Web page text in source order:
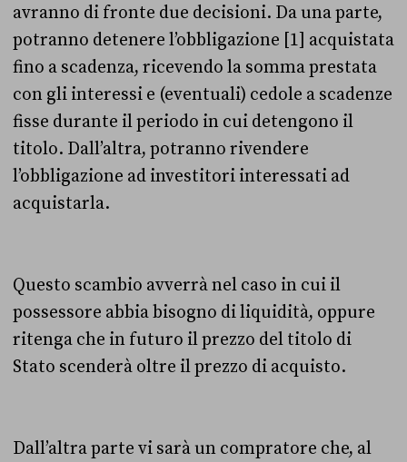
avranno di fronte due decisioni. Da una parte,
potranno detenere l’obbligazione [1] acquistata
fino a scadenza, ricevendo la somma prestata
con gli interessi e (eventuali) cedole a scadenze
fisse durante il periodo in cui detengono il
titolo. Dall’altra, potranno rivendere
l’obbligazione ad investitori interessati ad
acquistarla.
Questo scambio avverrà nel caso in cui il
possessore abbia bisogno di liquidità, oppure
ritenga che in futuro il prezzo del titolo di
Stato scenderà oltre il prezzo di acquisto.
Dall’altra parte vi sarà un compratore che, al